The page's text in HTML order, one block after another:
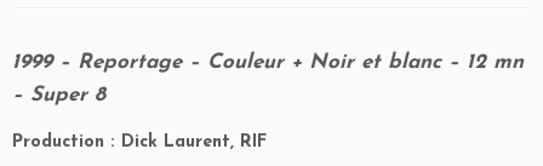
1999 – Reportage – Couleur + Noir et blanc – 12 mn
– Super 8
Production : Dick Laurent, RIF